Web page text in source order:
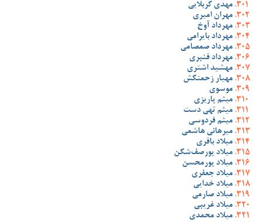
مهدی کربلایی
مهران امیری
مهرداد آوخ
مهرداد بایرامی
مهرداد صمصامی
مهرداد قنبری
مهشید اشتری
مهیار زحمتکش
موسوی
میثم پاریزی
میثم تهی دست
میثم فردوسی
میرهانی هاشمی
میلاد باقری
میلاد پورصف‌شکن
میلاد پورمحسن
میلاد جعفری
میلاد خدایی
میلاد صارمی
میلاد غریبی
میلاد محمدی